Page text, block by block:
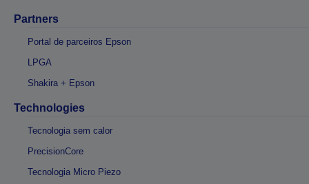
Partners
Portal de parceiros Epson
LPGA
Shakira + Epson
Technologies
Tecnologia sem calor
PrecisionCore
Tecnologia Micro Piezo